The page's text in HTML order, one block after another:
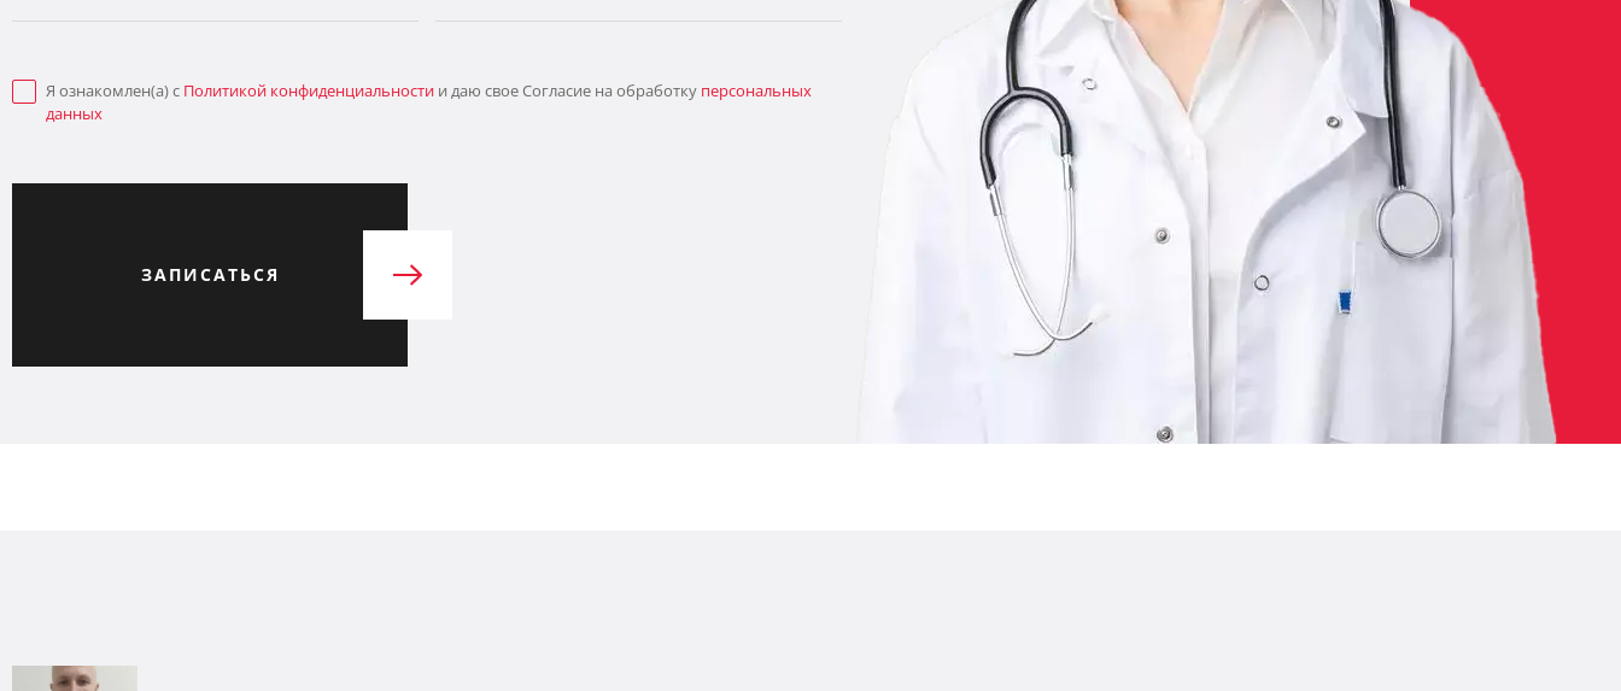
Я ознакомлен(а) с Политикой конфиденциальности и даю свое Согласие на обработку персональных
данных
ЗАПИСАТЬСЯ